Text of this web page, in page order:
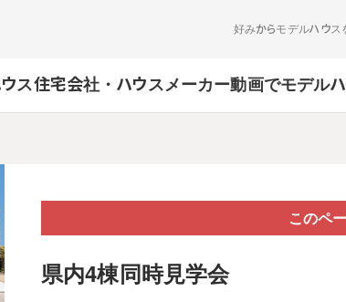
好みからモデルハウス
ス住宅会社・ハウスメーカー動画でモデル
このペ
県内4棟同時見学会